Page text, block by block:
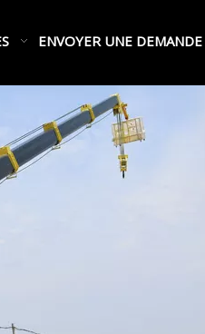
ENVOYER UNE DEMANDE